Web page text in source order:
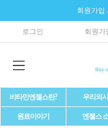
회원가입
로그인 회원가
비타민엔젤스란? 우리의
원료이야기
엔젤스